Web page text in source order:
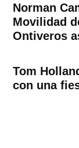
Norman
Movilidad
Ontiveros
Tom
con una